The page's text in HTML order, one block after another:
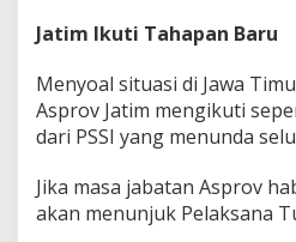
Jatim Ikuti Tahapan Baru
Menyoal situasi di Jawa
Asprov Jatim mengikuti
dari PSSI yang menunda
Jika masa jabatan Asprov
akan menunjuk Pelaksana